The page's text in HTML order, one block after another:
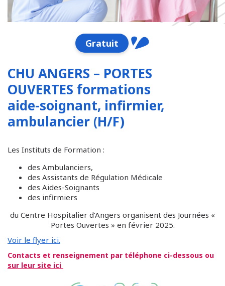
Gratuit
CHU ANGERS – PORTES
OUVERTES formations
aide-soignant, infirmier,
ambulancier (H/F)
Les Instituts de Formation :
des Ambulanciers,
des Assistants de Régulation Médicale
des Aides-Soignants
des infirmiers
du Centre Hospitalier d’Angers organisent des Journées «
Portes Ouvertes » en février 2025.
Voir le flyer ici.
Contacts et renseignement par téléphone ci-dessous ou
sur leur site ici